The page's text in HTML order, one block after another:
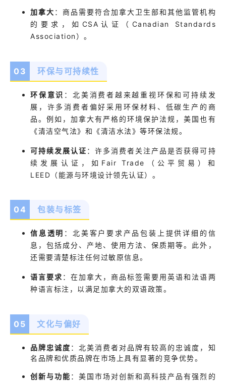
加拿大 ：商品需要符合加拿大卫生部和其他监管机构
的要求，如CSA认证（Canadian Standards
Association）。
0 3 环保与可持续性
环保意识 ： 北美消费者越来越重视环保和可持续发
展，许多消费者偏好采用环保材料、低碳生产的商
品。例如，加拿大有严格的环境保护法规，美国也有
《清洁空气法》和《清洁水法》等环保法规。
可持续发展认证 ：许多消费者关注产品是否获得可持
续发展认证，如Fair Trade（公平贸易）和
LEED（能源与环境设计领先认证）。
04 包装与标签
信息透明 ： 北美客户要求产品包装上提供详细的信
息，包括成分、产地、使用方法、保质期等。此外，
还需要清楚标注任何过敏原信息。
语言要求 ：在加拿大，商品标签需要用英语和法语两
种语言标注，以满足加拿大的双语政策。
05 文化与偏好
品牌忠诚度 ：北美消费者对品牌有较高的忠诚度，知
名品牌和优质品牌在市场上具有显著的竞争优势。
创新与功能 ：美国市场对创新和高科技产品有强烈的